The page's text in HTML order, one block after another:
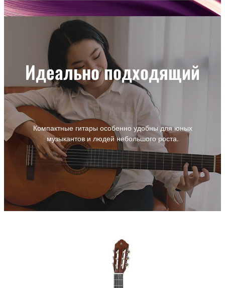
Идеально подходящий
Компактные гитары особенно удобны для юных
музыкантов и людей небольшого роста.